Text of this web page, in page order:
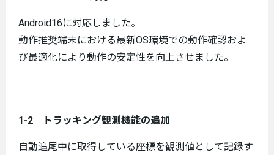
Android16に対応しました。
動作推奨端末における最新OS環境での動作確認およ
び最適化により動作の安定性を向上させました。
1-2 トラッキング観測機能の追加
自動追尾中に取得している座標を観測値として記録す